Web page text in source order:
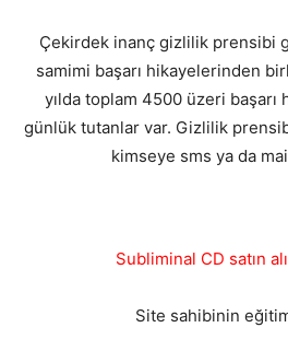
Çekirdek inanç gizlilik prensibi
samimi başarı hikayelerinden
yılda toplam 4500 üzeri başarı
günlük tutanlar var. Gizlilik
kimseye sms ya da
Subliminal CD satın
Site sahibinin